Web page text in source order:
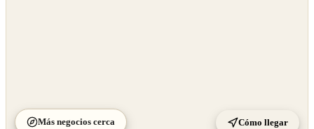
Más negocios cerca Cómo llegar